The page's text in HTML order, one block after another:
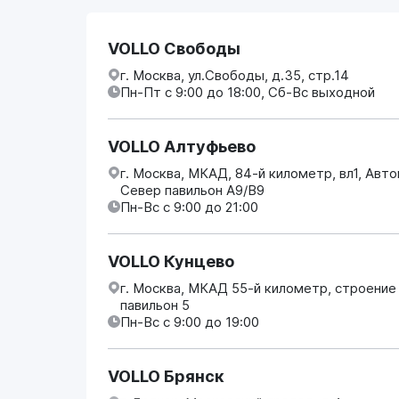
VOLLO Свободы
г. Москва, ул.Свободы, д.35, стр.14
Пн-Пт с 9:00 до 18:00, Сб-Вс выходной
VOLLO Алтуфьево
г. Москва, МКАД, 84-й километр, вл1,
Север павильон А9/В9
Пн-Вс с 9:00 до 21:00
VOLLO Кунцево
г. Москва, МКАД 55-й километр, строение
павильон 5
Пн-Вс с 9:00 до 19:00
VOLLO Брянск